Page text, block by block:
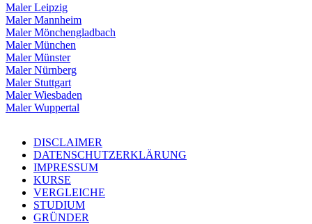
Maler Leipzig
Maler Mannheim
Maler Mönchengladbach
Maler München
Maler Münster
Maler Nürnberg
Maler Stuttgart
Maler Wiesbaden
Maler Wuppertal
DISCLAIMER
DATENSCHUTZERKLÄRUNG
IMPRESSUM
KURSE
VERGLEICHE
STUDIUM
GRÜNDER